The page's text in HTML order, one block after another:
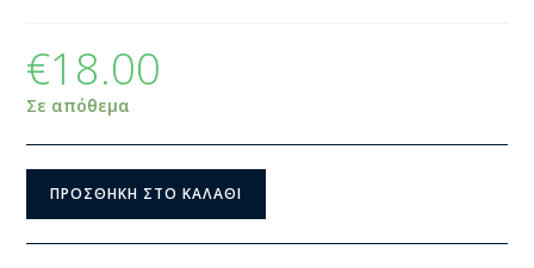
€18.00
Σε απόθεμα
ΠΡΟΣΘΉΚΗ ΣΤΟ ΚΑΛΆΘΙ